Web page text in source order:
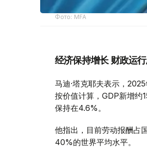
Фото: MFA
经济保持增长 财政运
马迪·塔克耶夫表示，
按价值计算，GDP新增约
保持在4.6%。
他指出，目前劳动报酬占
40%的世界平均水平。